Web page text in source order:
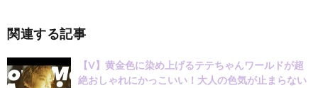
関連する記事
【V】黄金色に染め上げるテテちゃんワールドが超
絶おしゃれにかっこいい！大人の色気が止まらない